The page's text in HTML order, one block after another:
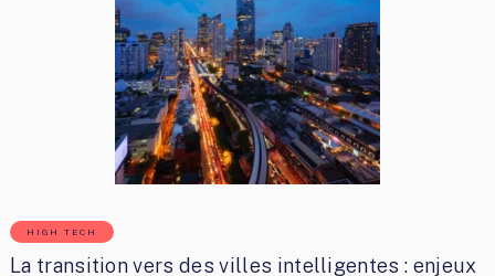
HIGH TECH
La transition vers des villes intelligentes : enjeux